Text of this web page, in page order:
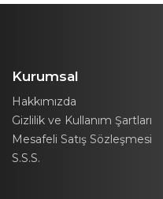
Kurumsal
Hakkımızda
Gizlilik ve Kullanım Şartları
Mesafeli Satış Sözleşmesi
S.S.S.